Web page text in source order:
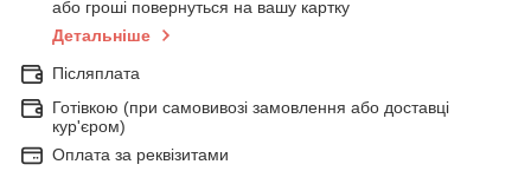
або гроші повернуться на вашу картку
Детальніше
Післяплата
Готівкою (при самовивозі замовлення або доставці
кур'єром)
Оплата за реквізитами